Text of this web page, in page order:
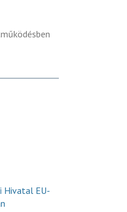
Hivatal EU-